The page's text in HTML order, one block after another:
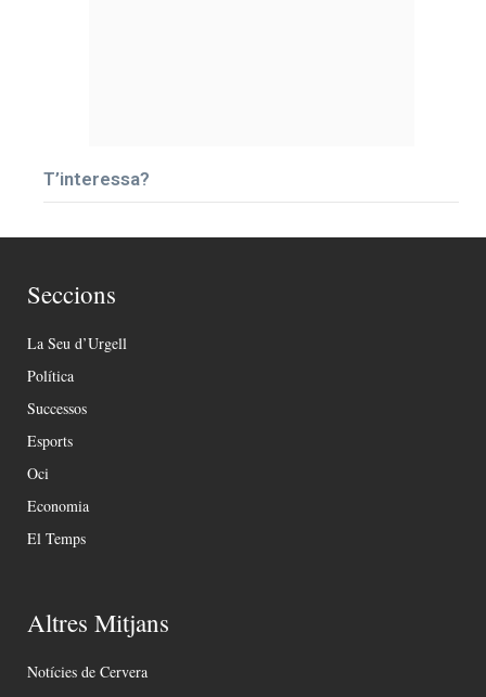
T’interessa?
Seccions
La Seu d’Urgell
Política
Successos
Esports
Oci
Economia
El Temps
Altres Mitjans
Notícies de Cervera